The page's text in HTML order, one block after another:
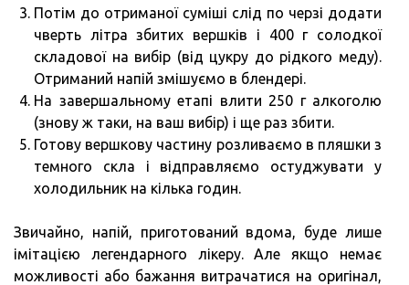
Потім до отриманої суміші слід по черзі додати
чверть літра збитих вершків і 400 г солодкої
складової на вибір (від цукру до рідкого меду).
Отриманий напій змішуємо в блендері.
На завершальному етапі влити 250 г алкоголю
(знову ж таки, на ваш вибір) і ще раз збити.
Готову вершкову частину розливаємо в пляшки з
темного скла і відправляємо остуджувати у
холодильник на кілька годин.
Звичайно, напій, приготований вдома, буде лише
імітацією легендарного лікеру. Але якщо немає
можливості або бажання витрачатися на оригінал,